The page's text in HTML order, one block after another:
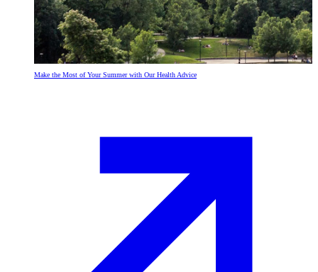
Make the Most of Your Summer with Our Health Advice